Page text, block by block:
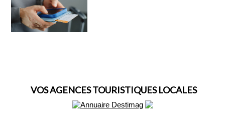
VOS AGENCES TOURISTIQUES LOCALES